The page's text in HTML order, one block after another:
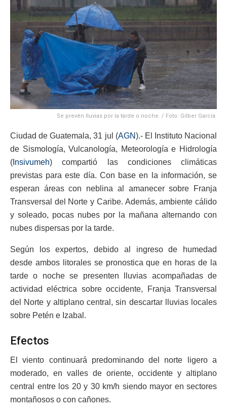
Se prevén lluvias por la tarde o noche. / Foto: Gilber García.
Ciudad de Guatemala, 31 jul (AGN).- El Instituto Nacional
de Sismología, Vulcanología, Meteorología e Hidrología
( Insivumeh) compartió las condiciones climáticas
previstas para este día. Con base en la información, se
esperan áreas con neblina al amanecer sobre Franja
Transversal del Norte y Caribe. Además, ambiente cálido
y soleado, pocas nubes por la mañana alternando con
nubes dispersas por la tarde.
Según los expertos, debido al ingreso de humedad
desde ambos litorales se pronostica que en horas de la
tarde o noche se presenten lluvias acompañadas de
actividad eléctrica sobre occidente, Franja Transversal
del Norte y altiplano central, sin descartar lluvias locales
sobre Petén e Izabal.
Efectos
El viento continuará predominando del norte ligero a
moderado, en valles de oriente, occidente y altiplano
central entre los 20 y 30 km/h siendo mayor en sectores
montañosos o con cañones.